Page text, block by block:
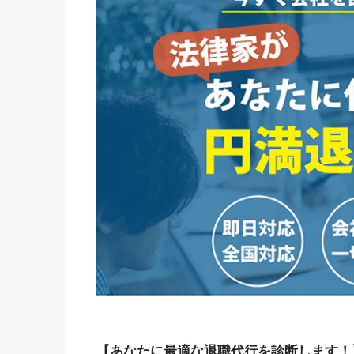
【あなたに最適な退職代行を診断します